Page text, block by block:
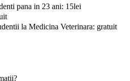
pana in 23 ani: 15lei
la Medicina Veterinara: gratuit